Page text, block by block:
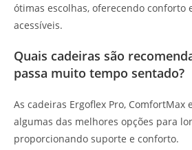
ótimas escolhas, oferecendo conforto
acessíveis.
Quais cadeiras são
passa muito tempo sentado?
As cadeiras Ergoflex Pro, ComfortMax
algumas das melhores opções para
proporcionando suporte e conforto.